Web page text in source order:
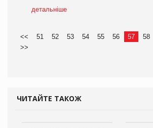
детальніше
<< 51 52 53 54 55 56 57 58
>>
ЧИТАЙТЕ ТАКОЖ